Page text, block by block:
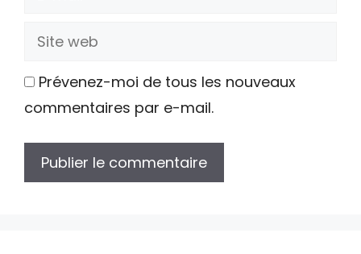
Site
Prévenez-moi de tous les nouveaux
commentaires par e-mail.